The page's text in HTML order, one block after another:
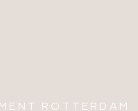
ROTTERDAM